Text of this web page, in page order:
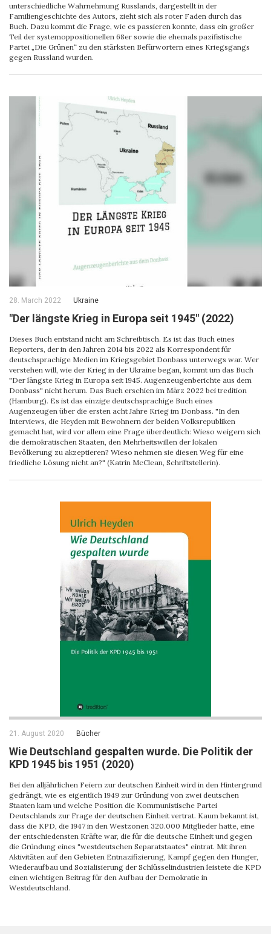
unterschiedliche Wahrnehmung Russlands, dargestellt in der
Familiengeschichte des Autors, zieht sich als roter Faden durch das
Buch. Dazu kommt die Frage, wie es passieren konnte, dass ein großer
Teil der systemoppositionellen 68er sowie die ehemals pazifistische
Partei „Die Grünen“ zu den stärksten Befürwortern eines Kriegsgangs
gegen Russland wurden.
28. March 2022 Ukraine
"Der längste Krieg in Europa seit 1945" (2022)
Dieses Buch entstand nicht am Schreibtisch. Es ist das Buch eines
Reporters, der in den Jahren 2014 bis 2022 als Korrespondent für
deutschsprachige Medien im Kriegsgebiet Donbass unterwegs war. Wer
verstehen will, wie der Krieg in der Ukraine began, kommt um das Buch
"Der längste Krieg in Europa seit 1945. Augenzeugenberichte aus dem
Donbass" nicht herum. Das Buch erschien im März 2022 bei tredition
(Hamburg). Es ist das einzige deutschsprachige Buch eines
Augenzeugen über die ersten acht Jahre Krieg im Donbass. "In den
Interviews, die Heyden mit Bewohnern der beiden Volksrepubliken
gemacht hat, wird vor allem eine Frage überdeutlich: Wieso weigern sich
die demokratischen Staaten, den Mehrheitswillen der lokalen
Bevölkerung zu akzeptieren? Wieso nehmen sie diesen Weg für eine
friedliche Lösung nicht an?" (Katrin McClean, Schriftstellerin).
21. August 2020 Bücher
Wie Deutschland gespalten wurde. Die Politik der
KPD 1945 bis 1951 (2020)
Bei den alljährlichen Feiern zur deutschen Einheit wird in den Hintergrund
gedrängt, wie es eigentlich 1949 zur Gründung von zwei deutschen
Staaten kam und welche Position die Kommunistische Partei
Deutschlands zur Frage der deutschen Einheit vertrat. Kaum bekannt ist,
dass die KPD, die 1947 in den Westzonen 320.000 Mitglieder hatte, eine
der entschiedensten Kräfte war, die für die deutsche Einheit und gegen
die Gründung eines "westdeutschen Separatstaates" eintrat. Mit ihren
Aktivitäten auf den Gebieten Entnazifizierung, Kampf gegen den Hunger,
Wiederaufbau und Sozialisierung der Schlüsselindustrien leistete die KPD
einen wichtigen Beitrag für den Aufbau der Demokratie in
Westdeutschland.